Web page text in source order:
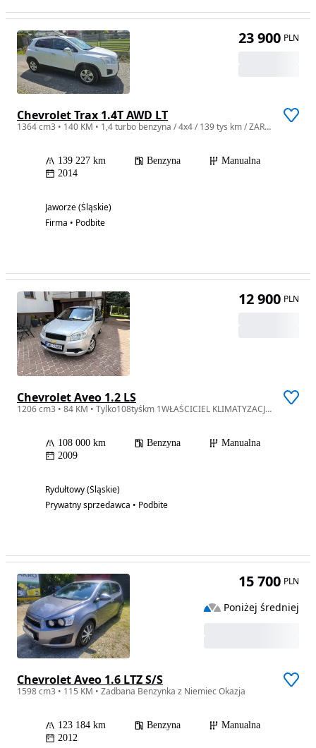
Chevrolet Trax 1.4T AWD LT
1364 cm3 • 140 KM • 1,4 turbo benzyna / 4x4 / 139 tys km / ZAREJESTROWANY
139 227 km Benzyna
Manualna
2014
Jaworze (Śląskie)
Firma • Podbite
23 900 PLN
Chevrolet Aveo 1.2 LS
1206 cm3 • 84 KM • Tylko108tyśkm 1WŁAŚCICIEL KLIMATYZACJA 1.2B 5DRZWI 2009 Zadbany LS ALU
108 000 km Benzyna
Manualna
2009
Rydułtowy (Śląskie)
Prywatny sprzedawca • Podbite
12 900 PLN
Chevrolet Aveo 1.6 LTZ S/S
1598 cm3 • 115 KM • Zadbana Benzynka z Niemiec Okazja
123 184 km Benzyna
Manualna
2012
15 700 PLN
Poniżej średniej